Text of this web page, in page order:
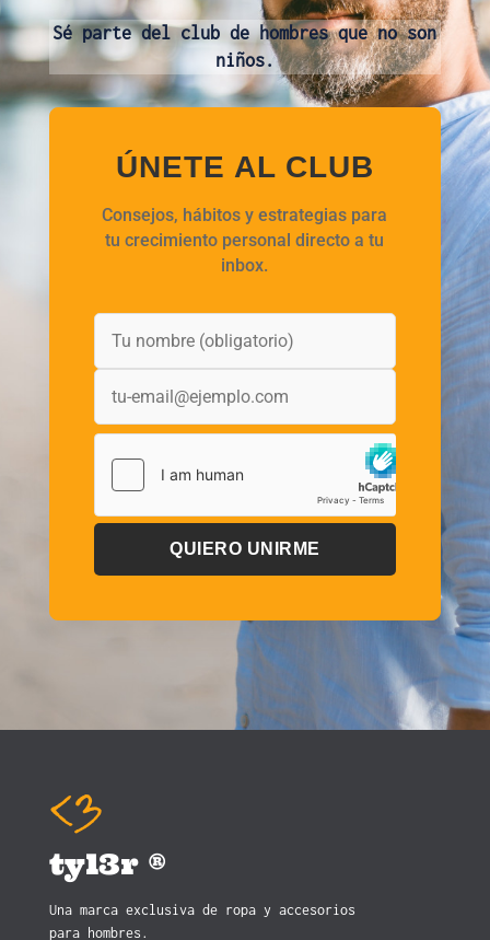
Sé parte del club de hombres que no son
niños.
ÚNETE AL CLUB
Consejos, hábitos y estrategias para
tu crecimiento personal directo a tu
inbox.
QUIERO UNIRME
tyl3r ®
Una marca exclusiva de ropa y accesorios
para hombres.